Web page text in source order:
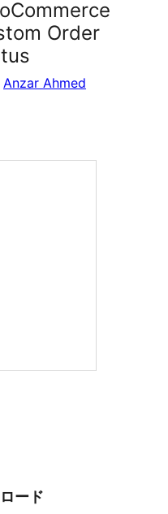
Order
Anzar Ahmed
ード